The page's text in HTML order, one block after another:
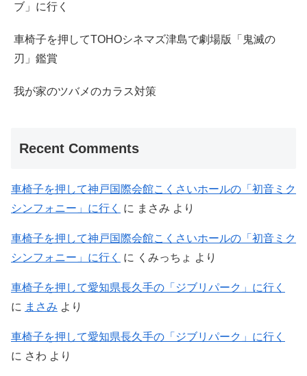
ブ」に行く
車椅子を押してTOHOシネマズ津島で劇場版「鬼滅の
刃」鑑賞
我が家のツバメのカラス対策
Recent Comments
車椅子を押して神戸国際会館こくさいホールの「初音ミク
シンフォニー」に行く
に まさみ より
車椅子を押して神戸国際会館こくさいホールの「初音ミク
シンフォニー」に行く
に くみっちょ より
車椅子を押して愛知県長久手の「ジブリパーク」に行く
に まさみ より
車椅子を押して愛知県長久手の「ジブリパーク」に行く
に さわ より